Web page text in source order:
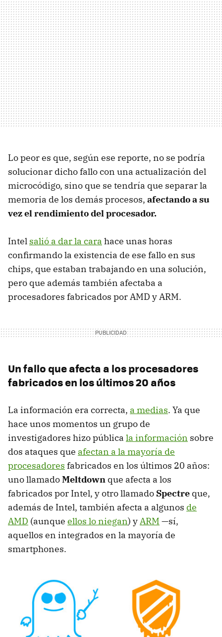
Lo peor es que, según ese reporte, no se podría
solucionar dicho fallo con una actualización del
microcódigo, sino que se tendría que separar la
memoria de los demás procesos, afectando a su
vez el rendimiento del procesador.
Intel salió a dar la cara hace unas horas
confirmando la existencia de ese fallo en sus
chips, que estaban trabajando en una solución,
pero que además también afectaba a
procesadores fabricados por AMD y ARM.
Un fallo que afecta a los procesadores
fabricados en los últimos 20 años
La información era correcta, a medias. Ya que
hace unos momentos un grupo de
investigadores hizo pública la información sobre
dos ataques que afectan a la mayoría de
procesadores fabricados en los últimos 20 años:
uno llamadoMeltdown que afecta a los
fabricados por Intel, y otro llamado Spectre que,
además de Intel, también afecta a algunos de
AMD (aunque ellos lo niegan) yARM —sí,
aquellos en integrados en la mayoría de
smartphones.